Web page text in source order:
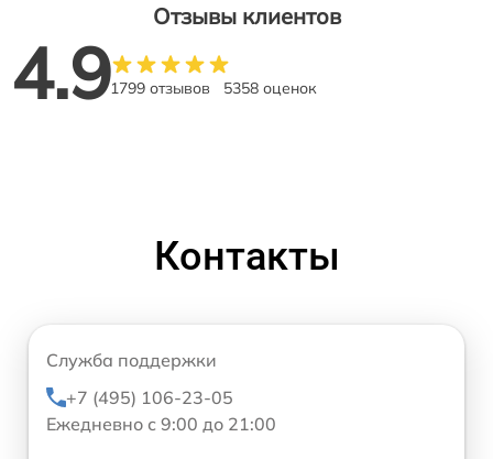
Отзывы клиентов
4.91799 отзывов 5358 оценок
Контакты
Служба поддержки
+7 (495) 106-23-05
Ежедневно с 9:00 до 21:00